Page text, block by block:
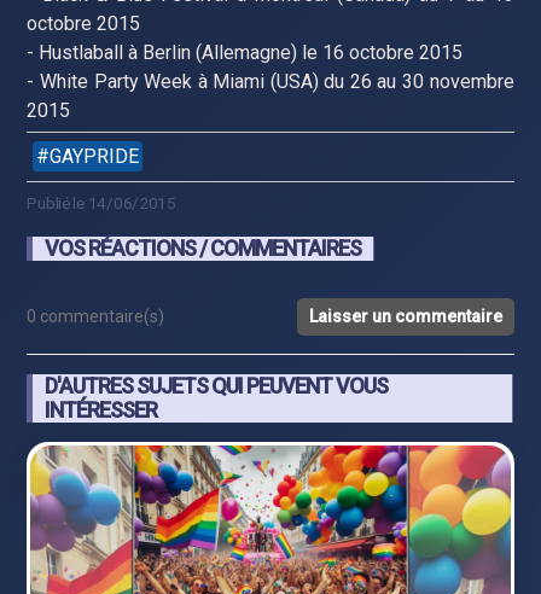
octobre 2015
- Hustlaball à Berlin (Allemagne) le 16 octobre 2015
- White Party Week à Miami (USA) du 26 au 30 novembre
2015
GAYPRIDE
Publié le 14/06/2015
VOS RÉACTIONS / COMMENTAIRES
0 commentaire(s) Laisser un commentaire
D'AUTRES SUJETS QUI PEUVENT VOUS
INTÉRESSER